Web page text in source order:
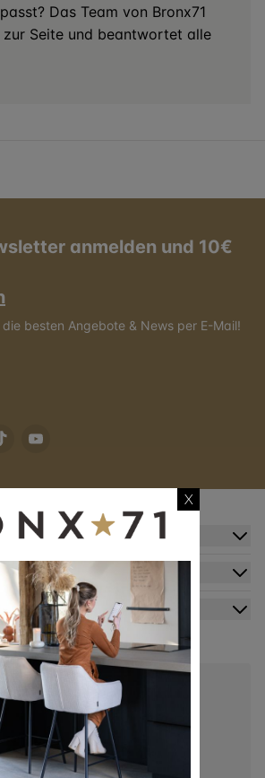
Das Team von Bronx71
Seite und beantwortet alle
anmelden und 10€
besten Angebote & News per E-Mail!
X